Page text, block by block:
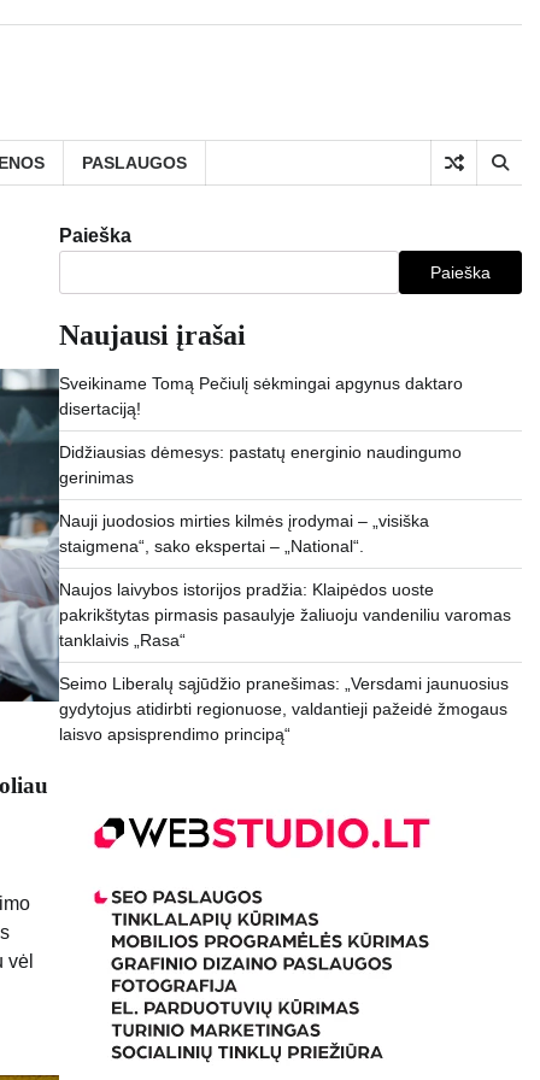
PASLAUGOS
vėl
Paieška
Paieška
Naujausi įrašai
Sveikiname Tomą Pečiulį sėkmingai apgynus daktaro
disertaciją!
Didžiausias dėmesys: pastatų energinio naudingumo
gerinimas
Nauji juodosios mirties kilmės įrodymai – „visiška
staigmena“, sako ekspertai – „National“.
Naujos laivybos istorijos pradžia: Klaipėdos uoste
pakrikštytas pirmasis pasaulyje žaliuoju vandeniliu varomas
tanklaivis „Rasa“
Seimo Liberalų sąjūdžio pranešimas: „Versdami jaunuosius
gydytojus atidirbti regionuose, valdantieji pažeidė žmogaus
laisvo apsisprendimo principą“